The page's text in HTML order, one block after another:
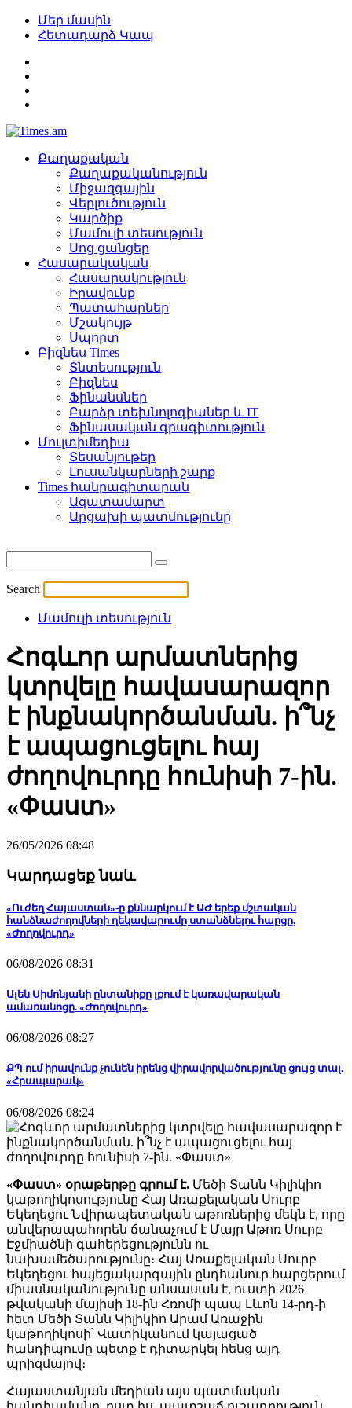
Մեր մասին
Հետադարձ Կապ
Քաղաքական
Քաղաքականություն
Միջազգային
Վերլուծություն
Կարծիք
Մամուլի տեսություն
Սոց ցանցեր
Հասարակական
Հասարակություն
Իրավունք
Պատահարներ
Մշակույթ
Սպորտ
Բիզնես Times
Տնտեսություն
Բիզնես
Ֆինանսներ
Բարձր տեխնոլոգիաներ և IT
Ֆինասական գրագիտություն
Մուլտիմեդիա
Տեսանյութեր
Լուսանկարների շարք
Times հանրագիտարան
Ազատամարտ
Արցախի պատմությունը
Search
Մամուլի տեսություն
Հոգևոր արմատներից
կտրվելը հավասարազոր
է ինքնակործանման. ի՞նչ
է ապացուցելու հայ
ժողովուրդը հունիսի 7-ին.
«Փաստ»
26/05/2026 08:48
Կարդացեք նաև
«Ուժեղ Հայաստան»-ը քննարկում է ԱԺ երեք մշտական
հանձնաժողովների ղեկավարումը ստանձնելու հարցը.
«Ժողովուրդ»
06/08/2026 08:31
Ալեն Սիմոնյանի ընտանիքը լքում է կառավարական
ամառանոցը. «Ժողովուրդ»
06/08/2026 08:27
ՔՊ-ում իրավունք չունեն իրենց վիրավորվածությունը ցույց տալ.
«Հրապարակ»
06/08/2026 08:24
«Փաստ» օրաթերթը գրում է. Մեծի Տանն Կիլիկիո
կաթողիկոսությունը Հայ Առաքելական Սուրբ
Եկեղեցու Նվիրապետական աթոռներից մեկն է, որը
անվերապահորեն ճանաչում է Մայր Աթոռ Սուրբ
Էջմիածնի գահերեցությունն ու
նախամեծարությունը։ Հայ Առաքելական Սուրբ
Եկեղեցու հայեցակարգային ընդհանուր հարցերում
միասնականությունը անսասան է, ուստի 2026
թվականի մայիսի 18-ին Հռոմի պապ Լևոն 14-րդ-ի
հետ Մեծի Տանն Կիլիկիո Արամ Առաջին
կաթողիկոսի՝ Վատիկանում կայացած
հանդիպումը պետք է դիտարկել հենց այդ
պրիզմայով։
Հայաստանյան մեդիան այս պատմական